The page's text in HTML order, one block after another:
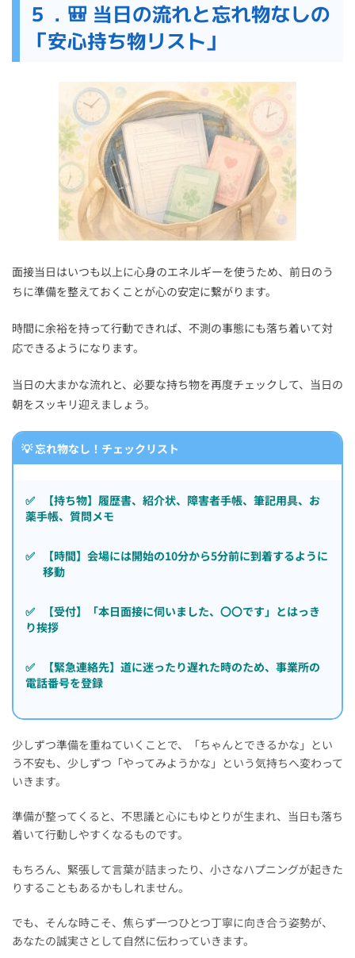
５．🎒 当日の流れと忘れ物なしの
「安心持ち物リスト」
面接当日はいつも以上に心身のエネルギーを使うため、前日のう
ちに準備を整えておくことが心の安定に繋がります。
時間に余裕を持って行動できれば、不測の事態にも落ち着いて対
応できるようになります。
当日の大まかな流れと、必要な持ち物を再度チェックして、当日の
朝をスッキリ迎えましょう。
💡 忘れ物なし！チェックリスト
✅
【持ち物】履歴書、紹介状、障害者手帳、筆記用具、お
薬手帳、質問メモ
✅
【時間】会場には開始の10分から5分前に到着するように
移動
✅
【受付】「本日面接に伺いました、〇〇です」とはっき
り挨拶
✅
【緊急連絡先】道に迷ったり遅れた時のため、事業所の
電話番号を登録
少しずつ準備を重ねていくことで、「ちゃんとできるかな」とい
う不安も、少しずつ「やってみようかな」という気持ちへ変わって
いきます。
準備が整ってくると、不思議と心にもゆとりが生まれ、当日も落ち
着いて行動しやすくなるものです。
もちろん、緊張して言葉が詰まったり、小さなハプニングが起きた
りすることもあるかもしれません。
でも、そんな時こそ、焦らず一つひとつ丁寧に向き合う姿勢が、
あなたの誠実さとして自然に伝わっていきます。